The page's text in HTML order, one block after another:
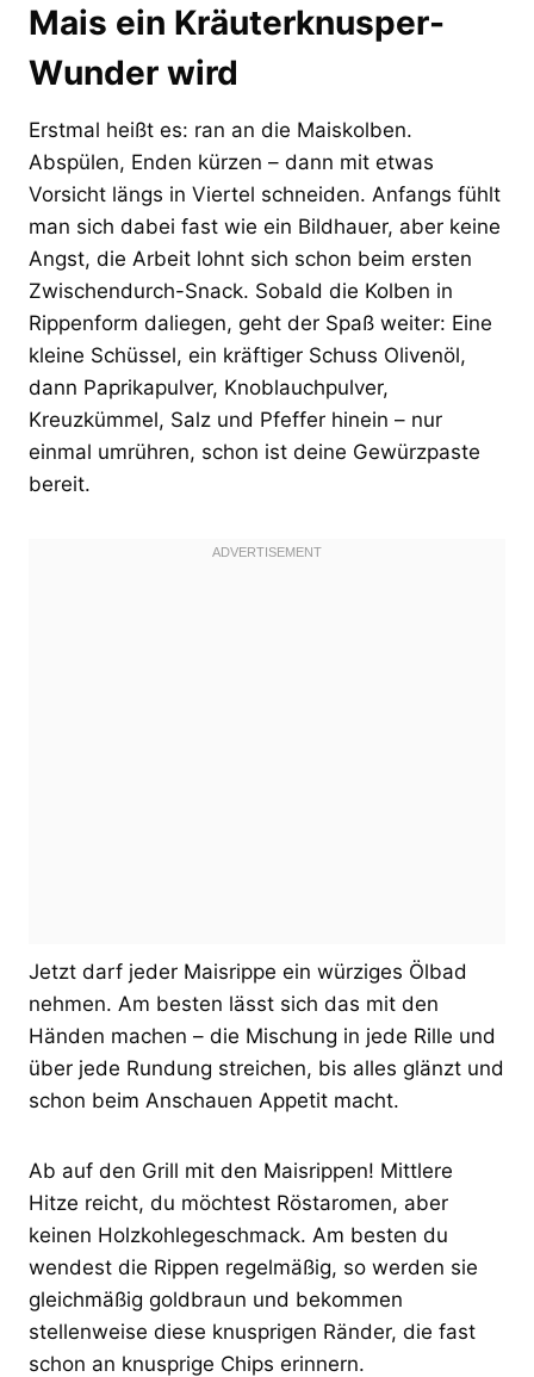
Mais ein Kräuterknusper-
Wunder wird
Erstmal heißt es: ran an die Maiskolben.
Abspülen, Enden kürzen – dann mit etwas
Vorsicht längs in Viertel schneiden. Anfangs fühlt
man sich dabei fast wie ein Bildhauer, aber keine
Angst, die Arbeit lohnt sich schon beim ersten
Zwischendurch-Snack. Sobald die Kolben in
Rippenform daliegen, geht der Spaß weiter: Eine
kleine Schüssel, ein kräftiger Schuss Olivenöl,
dann Paprikapulver, Knoblauchpulver,
Kreuzkümmel, Salz und Pfeffer hinein – nur
einmal umrühren, schon ist deine Gewürzpaste
bereit.
Jetzt darf jeder Maisrippe ein würziges Ölbad
nehmen. Am besten lässt sich das mit den
Händen machen – die Mischung in jede Rille und
über jede Rundung streichen, bis alles glänzt und
schon beim Anschauen Appetit macht.
Ab auf den Grill mit den Maisrippen! Mittlere
Hitze reicht, du möchtest Röstaromen, aber
keinen Holzkohlegeschmack. Am besten du
wendest die Rippen regelmäßig, so werden sie
gleichmäßig goldbraun und bekommen
stellenweise diese knusprigen Ränder, die fast
schon an knusprige Chips erinnern.